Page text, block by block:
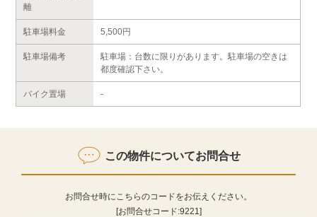
離
駐車場料金 5,500円
駐車場備考
駐車場：台数に限りがあります。駐車場の空きは
都度確認下さい。
バイク置場 -
この物件についてお問合せ
お問合せ時にこちらのコードをお伝えください。
[お問合せコード:9221]